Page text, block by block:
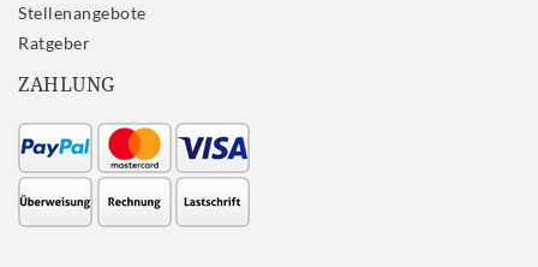
Stellenangebote
Ratgeber
ZAHLUNG